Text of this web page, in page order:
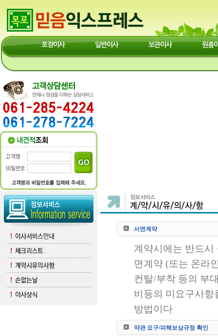
포장이사 일반이사 보관이사 원룸
서면계약
계약시에는 반드시
면계약 (또는 온라
컨탈/부착 등의 부
비등의 미요구사
방법이다
약관 요구/피해보상규정 확인